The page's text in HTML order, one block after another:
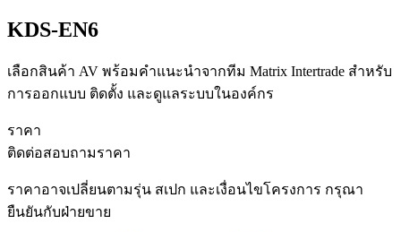
KDS-EN6
เลือกสินค้า AV พร้อมคำแนะนำจากทีม Matrix Intertrade สำหรับ
การออกแบบ ติดตั้ง และดูแลระบบในองค์กร
ราคา
ติดต่อสอบถามราคา
ราคาอาจเปลี่ยนตามรุ่น สเปก และเงื่อนไขโครงการ กรุณา
ยืนยันกับฝ่ายขาย